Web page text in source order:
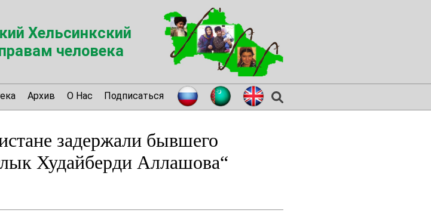
Хельсинкский
человека
Архив О Нас Подписаться
задержали бывшего
Худайберди Аллашова“